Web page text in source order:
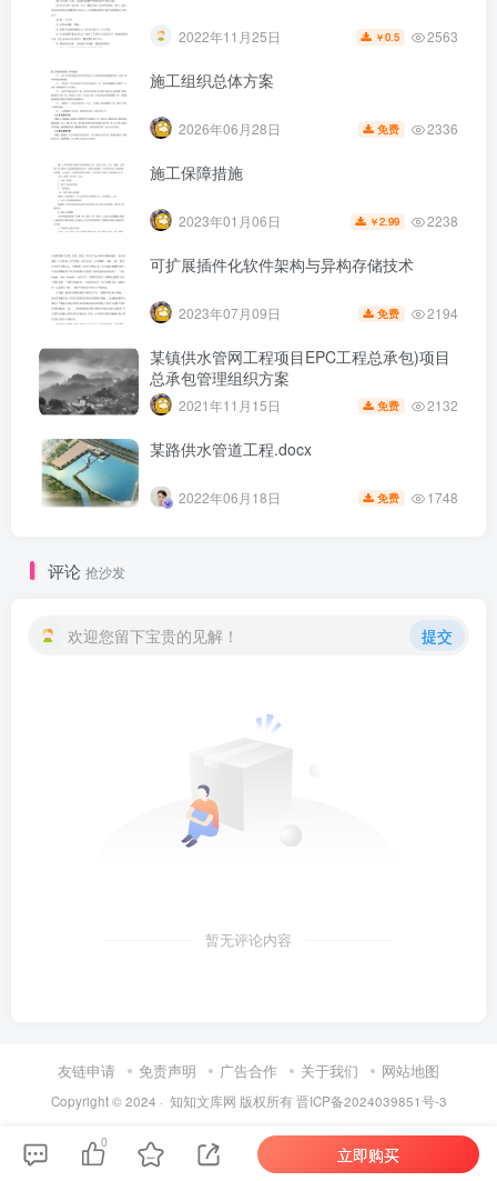
2022年11月25日 ￥0.5 2563
施工组织总体方案
2026年06月28日 免费 2336
施工保障措施
2023年01月06日 ￥2.99 2238
可扩展插件化软件架构与异构存储技术
2023年07月09日 免费 2194
某镇供水管网工程项目EPC工程总承包)项目
总承包管理组织方案
2021年11月15日 免费 2132
某路供水管道工程.docx
2022年06月18日 免费 1748
评论 抢沙发
欢迎您留下宝贵的见解！ 提交
暂无评论内容
友链申请 免责声明 广告合作 关于我们 网站地图
Copyright © 2024 · 知知文库网 版权所有晋ICP备2024039851号-3
0
立即购买